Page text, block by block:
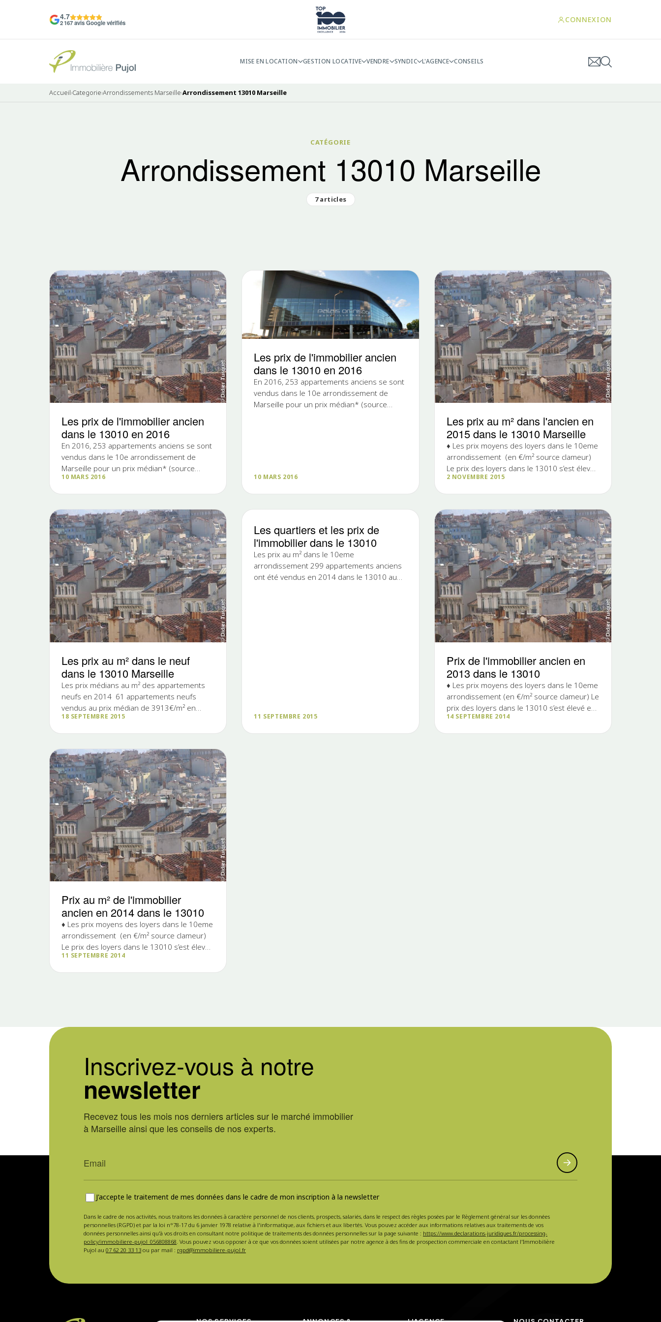
4.7
2 167 avis Google vérifiés CONNEXION
MISE EN LOCATION GESTION LOCATIVE VENDRE SYNDIC L'AGENCE CONSEILS
Accueil›Categorie›Arrondissements Marseille›Arrondissement 13010 Marseille
CATÉGORIE
Arrondissement 13010 Marseille
7 articles
Les prix de l'immobilier ancien
dans le 13010 en 2016
En 2016, 253 appartements anciens se sont
vendus dans le 10e arrondissement de
Marseille pour un prix médian* (source
notaires) de 2030€ le m². Le 10e est un
précédente. En 2016, il s'est vendu dans
les…
10 MARS 2016
Les prix de l'immobilier ancien
dans le 13010 en 2016
En 2016, 253 appartements anciens se sont
vendus dans le 10e arrondissement de
Marseille pour un prix médian* (source
10 MARS 2016
Les prix au m² dans l'ancien en
2015 dans le 13010 Marseille
♦ Les prix moyens des loyers dans le 10eme
arrondissement (en €/m² source clameur)
Le prix des loyers dans le 13010 s’est élevé
en 2014 en moyenne à 12,08€ le m², prix
10,45 Total 12,08…
2 NOVEMBRE 2015
Les prix au m² dans le neuf
dans le 13010 Marseille
Les prix médians au m² des appartements
neufs en 2014 61 appartements neufs
vendus au prix médian de 3913€/m² en
hausse de 25% par rapport à 2013 dû auw
effet, 50% des ventes ont été…
18 SEPTEMBRE 2015
Les quartiers et les prix de
l'immobilier dans le 13010
Les prix au m² dans le 10eme
arrondissement 299 appartements anciens
ont été vendus en 2014 dans le 13010 au
11 SEPTEMBRE 2015
Prix de l'immobilier ancien en
2013 dans le 13010
♦ Les prix moyens des loyers dans le 10eme
arrondissement (en €/m² source clameur) Le
prix des loyers dans le 13010 s’est élevé en
2013 en moyenne à € le m²....
14 SEPTEMBRE 2014
Prix au m² de l'immobilier
ancien en 2014 dans le 13010
♦ Les prix moyens des loyers dans le 10eme
arrondissement (en €/m² source clameur)
Le prix des loyers dans le 13010 s’est élevé
en 2014 en moyenne à 12,08€ le m², prix
11 SEPTEMBRE 2014
Inscrivez-vous à notre
newsletter
Recevez tous les mois nos derniers articles sur le marché immobilier
à Marseille ainsi que les conseils de nos experts.
J'accepte le traitement de mes données dans le cadre de mon inscription à la newsletter
Dans le cadre de nos activités, nous traitons les données à caractère personnel de nos clients, prospects, salariés, dans le respect des règles posées par le Règlement général sur les données
personnelles (RGPD) et par la loi n°78-17 du 6 janvier 1978 relative à l'informatique, aux fichiers et aux libertés. Vous pouvez accéder aux informations relatives aux traitements de vos
données personnelles ainsi qu'à vos droits en consultant notre politique de traitements des données personnelles sur la page suivante : https://www.declarations-juridiques.fr/processing-
policy/immobiliere-pujol_056808868. Vous pouvez vous opposer à ce que vos données soient utilisées par notre agence à des fins de prospection commerciale en contactant l'Immobilière
Pujol au 07 62 20 33 13 ou par mail : rgpd@immobiliere-pujol.fr